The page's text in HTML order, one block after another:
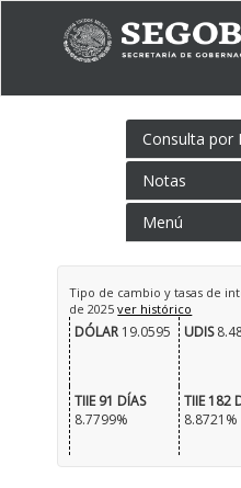
Consulta por
Notas
Menú
Tipo de cambio y tasas de
de 2025ver histórico
DÓLAR19.0595 UDIS
TIIE 91 DÍAS
8.7799%
TIIE 182
8.8721%